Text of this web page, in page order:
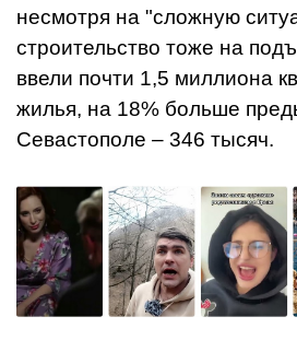
несмотря на "сложную
строительство тоже на
ввели почти 1,5 миллиона
жилья, на 18% больше
Севастополе – 346 тысяч.